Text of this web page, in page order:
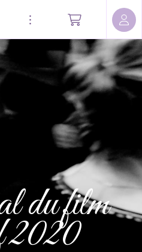
du film
2020